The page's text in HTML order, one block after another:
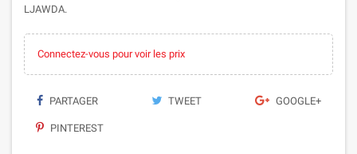
LJAWDA.
Connectez-vous pour voir les prix
PARTAGER TWEET GOOGLE+
PINTEREST